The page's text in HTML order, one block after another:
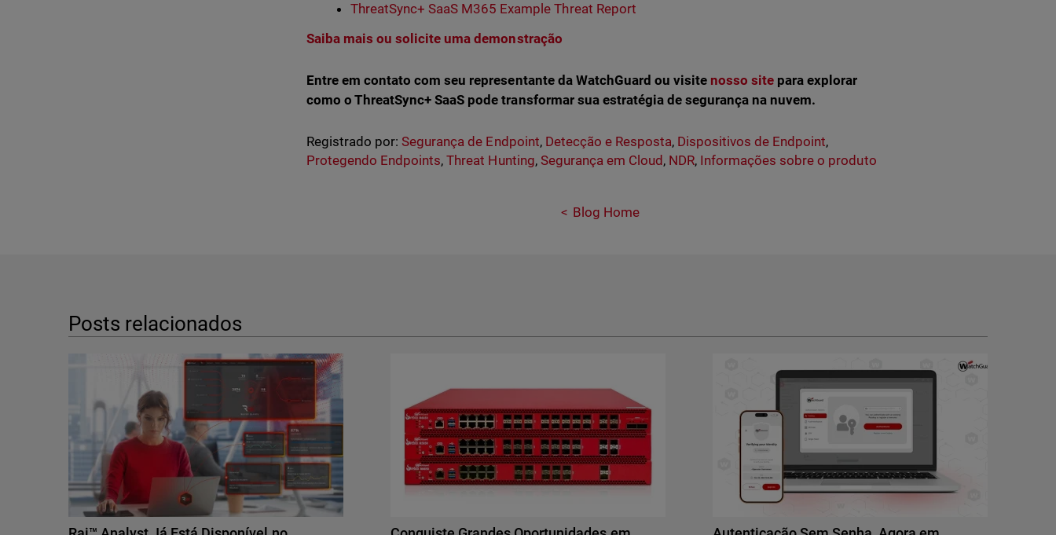
ThreatSync+ SaaS M365 Example Threat Report
Saiba mais ou solicite uma demonstração
Entre em contato com seu representante da WatchGuard ou visite nosso site para explorar
como o ThreatSync+ SaaS pode transformar sua estratégia de segurança na nuvem.
Registrado por: Segurança de Endpoint, Detecção e Resposta, Dispositivos de Endpoint,
Protegendo Endpoints,Threat Hunting, Segurança em Cloud , NDR, Informações sobre o produto
Blog Home
Posts relacionados